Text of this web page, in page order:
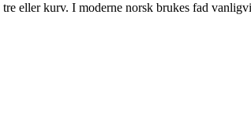
eller kurv. I moderne norsk brukes fad